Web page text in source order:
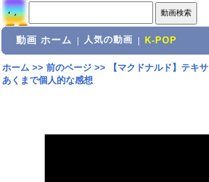
動画 ホーム 人気の動画 K-POP
ホーム>> 前のページ>>
【マクドナルド】テキ
あくまで個人的な感想